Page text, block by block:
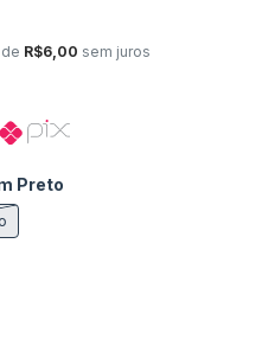
R$6,00 sem juros
Preto